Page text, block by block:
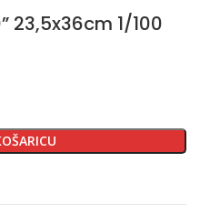
23,5x36cm 1/100